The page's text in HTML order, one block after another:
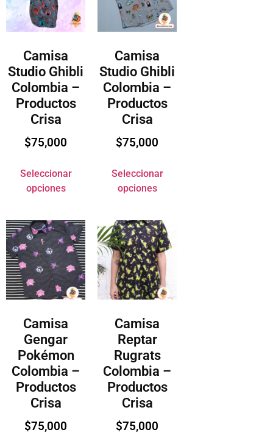
Camisa
Studio Ghibli
Colombia –
Productos
Crisa
$75,000
Seleccionar
opciones
Camisa
Studio Ghibli
Colombia –
Productos
Crisa
$75,000
Seleccionar
opciones
Camisa
Gengar
Pokémon
Colombia –
Productos
Crisa
$75,000
Camisa
Reptar
Rugrats
Colombia –
Productos
Crisa
$75,000